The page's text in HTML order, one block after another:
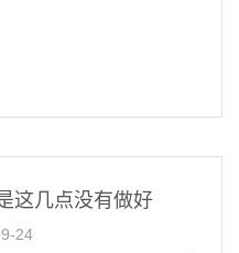
这几点没有做好
24